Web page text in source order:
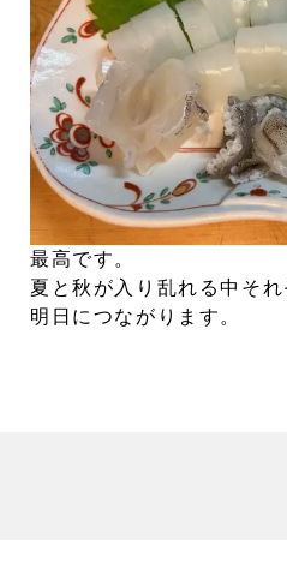
最高です。
夏と秋が入り乱れる中それ
明日につながります。